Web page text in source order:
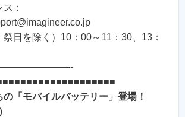
：
日を除く）10：00～11：30、13：
「モバイルバッテリー」登場！